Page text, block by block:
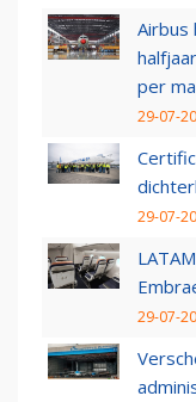
Airbus
per
29-07-
29-07-
29-07-